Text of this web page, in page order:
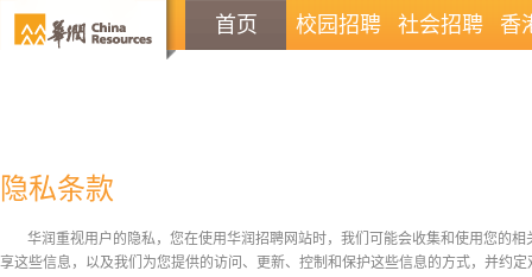
首页 校园招聘 社会招聘 香
隐私条款
华润重视用户的隐私，您在使用华润招聘网站时，我们可能会收集和使用您的
享这些信息，以及我们为您提供的访问、更新、控制和保护这些信息的方式，并约